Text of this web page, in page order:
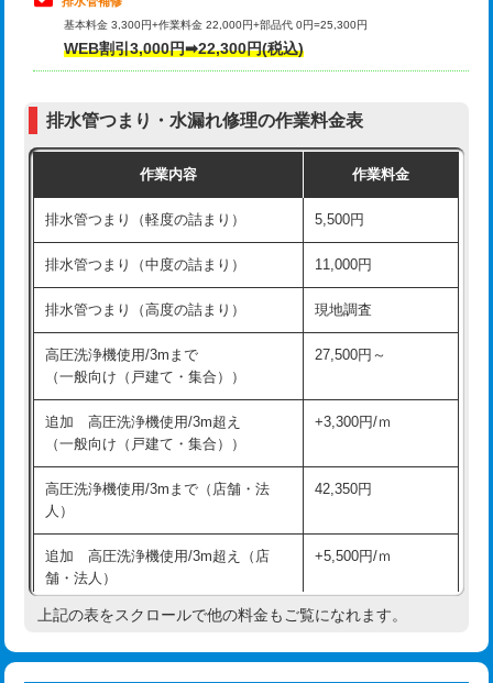
モルタル補修（厚さ10㎝超え）
追加人工 16,500円
現場見積
※給水管工事は20mmまでの価格です。
交換・取付(排水栓・排水トラップ
交換・取付（その他部品） 11,000円+材料費
持込商品取付（単水栓） 13,200円
持込商品取付（混合水栓） 16,500円
持込商品取付（浄水器・分岐水栓） 16,500円
給水管工事※（ホール加工) 16,500円
給水管工事※（バンド止め) 3,300円
給水管工事※（支持金具設置)
給水管工事※（保温材使用（バンド止
め込み）)
5,500円
給水管工事※（土の掘削・埋め戻し作
業)
11,000円
給水管工事※（塩ビ管（VP・HI）使
用/3ｍまで)
33,000円
給水管工事※（塩ビ管（VP・HI）使
+8,800円
基本料金 3,300円+作業料金 22,000円+部品代 0円=25,300円
WEB割引3,000円➡22,300円(税込)
排水管つまり・水漏れ修理の作業料金表
作業内容 作業料金
排水管つまり（軽度の詰まり） 5,500円
排水管つまり（中度の詰まり） 11,000円
排水管つまり（高度の詰まり） 現地調査
高圧洗浄機使用/3mまで
（一般向け（戸建て・集合））
27,500円～
追加 高圧洗浄機使用/3m超え
（一般向け（戸建て・集合））
+3,300円/ｍ
高圧洗浄機使用/3mまで（店舗・法
人）
42,350円
追加 高圧洗浄機使用/3m超え（店
舗・法人）
+5,500円/ｍ
高度高圧洗浄換 現地調査
上記の表をスクロールで他の料金もご覧になれます。